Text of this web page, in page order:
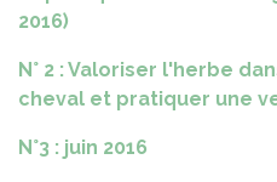
2016)
N° 2 : Valoriser l'herbe
cheval et pratiquer une
N°3 : juin 2016